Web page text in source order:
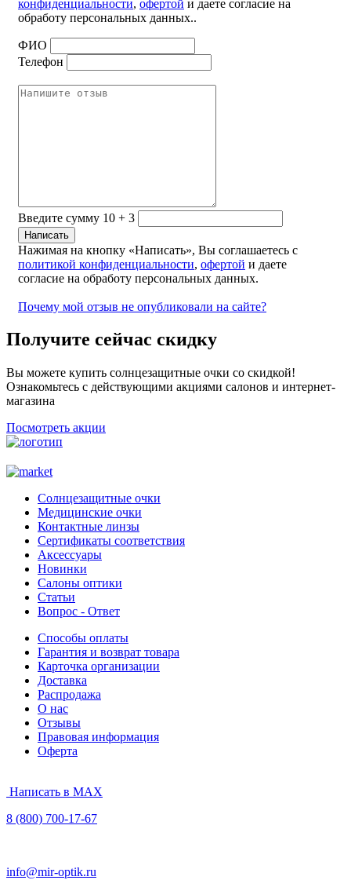
конфиденциальности, офертой и даете согласие на
обработу персональных данных..
ФИО
Телефон
Введите сумму 10 + 3
Нажимая на кнопку «Написать», Вы соглашаетесь с
политикой конфиденциальности, офертой и даете
согласие на обработу персональных данных.
Почему мой отзыв не опубликовали на сайте?
Получите сейчас скидку
Вы можете купить солнцезащитные очки со скидкой!
Ознакомьтесь с действующими акциями салонов и интернет-
магазина
Посмотреть акции
Солнцезащитные очки
Медицинские очки
Контактные линзы
Сертификаты соответствия
Аксессуары
Новинки
Салоны оптики
Статьи
Вопрос - Ответ
Способы оплаты
Гарантия и возврат товара
Карточка организации
Доставка
Распродажа
О нас
Отзывы
Правовая информация
Оферта
Написать в MAX
8 (800) 700-17-67
info@mir-optik.ru